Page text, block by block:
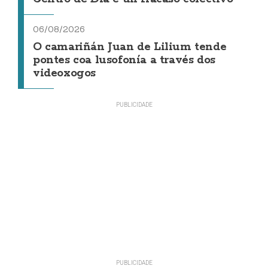
06/08/2026
O camariñán Juan de Lilium tende
pontes coa lusofonía a través dos
videoxogos